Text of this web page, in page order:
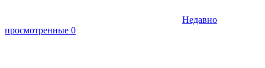
Недавно
просмотренные 0